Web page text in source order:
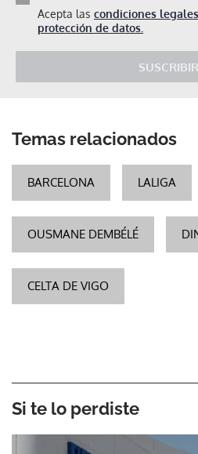
Acepta las condiciones legales
protección de datos.
Temas relacionados
BARCELONA LALIGA
OUSMANE DEMBÉLÉ
CELTA DE VIGO
Si te lo perdiste